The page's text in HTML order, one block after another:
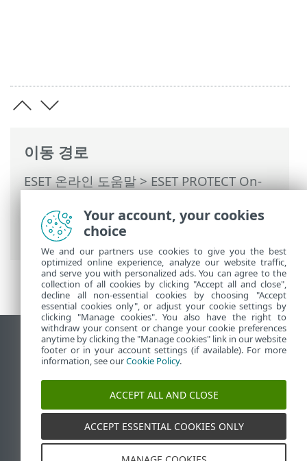
이동 경로
ESET 온라인 도움말>ESET PROTECT On-
FAQ> 설치된 ESET PROTECT 구성 요소 확
데스크톱 사이트 보기
End of Life
ESET 지식 베이스
ESET Status Portal
국가별 지원
Your account, your cookies
choice
We and our partners use cookies to give you the best
optimized online experience, analyze our website traffic,
and serve you with personalized ads. You can agree to the
collection of all cookies by clicking "Accept all and close",
decline all non-essential cookies by choosing "Accept
essential cookies only", or adjust your cookie settings by
clicking "Manage cookies". You also have the right to
withdraw your consent or change your cookie preferences
anytime by clicking the "Manage cookies" link in our website
footer or in your account settings (if available). For more
information, see ourCookie Policy.
ACCEPT ALL AND CLOSE
ACCEPT ESSENTIAL COOKIES ONLY